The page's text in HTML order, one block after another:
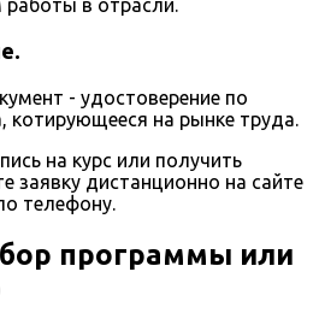
в отрасли.
- удостоверение по
котирующееся на рынке труда.
на курс или получить
заявку дистанционно на сайте
телефону.
программы или